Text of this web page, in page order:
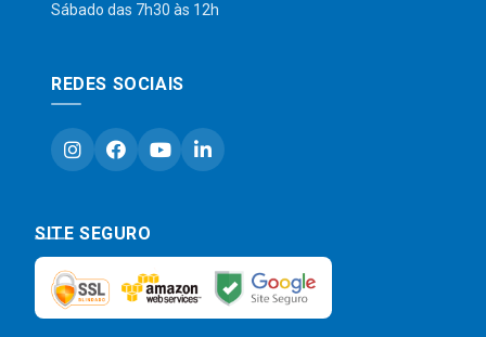
Sábado das 7h30 às 12h
REDES SOCIAIS
SITE SEGURO